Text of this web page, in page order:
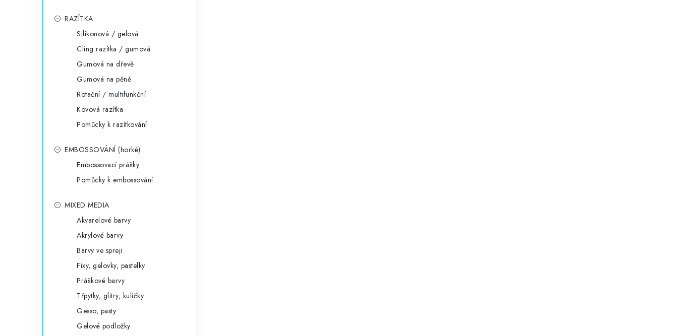
RAZÍTKA
Silikonová / gelová
Cling razítka / gumová
Gumová na dřevě
Gumová na pěně
Rotační / multifunkční
Kovová razítka
Pomůcky k razítkování
EMBOSSOVÁNÍ (horké)
Embossovací prášky
Pomůcky k embossování
MIXED MEDIA
Akvarelové barvy
Akrylové barvy
Barvy ve spreji
Fixy, gelovky, pastelky
Práškové barvy
Třpytky, glitry, kuličky
Gesso, pasty
Gelové podložky